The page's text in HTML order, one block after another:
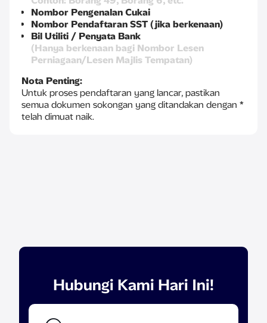
Nombor Pengenalan Cukai
Nombor Pendaftaran SST (jika berkenaan)
Bil Utiliti / Penyata Bank
(Hanya berkenaan bagi Nombor Lesen
Perniagaan/Lesen Majlis Tempatan)
Nota Penting:
Untuk proses pendaftaran yang lancar, pastikan
semua dokumen sokongan yang ditandakan dengan *
telah dimuat naik.
Hubungi Kami Hari Ini!